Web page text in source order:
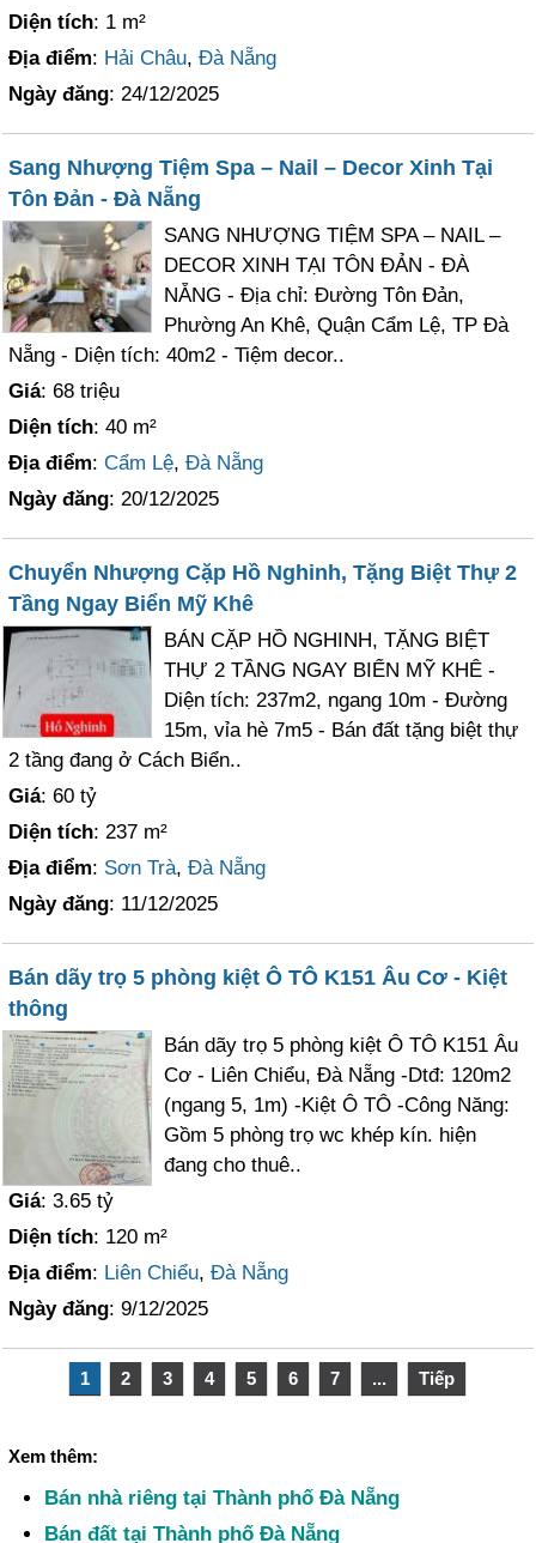
Diện tích: 1 m²
Địa điểm: Hải Châu,Đà Nẵng
Ngày đăng: 24/12/2025
Sang Nhượng Tiệm Spa – Nail – Decor Xinh Tại
Tôn Đản - Đà Nẵng
SANG NHƯỢNG TIỆM SPA – NAIL –
DECOR XINH TẠI TÔN ĐẢN - ĐÀ
NẴNG - Địa chỉ: Đường Tôn Đản,
Phường An Khê, Quận Cẩm Lệ, TP Đà
Nẵng - Diện tích: 40m2 - Tiệm decor..
Giá: 68 triệu
Diện tích: 40 m²
Địa điểm:Cẩm Lệ,Đà Nẵng
Ngày đăng: 20/12/2025
Chuyển Nhượng Cặp Hồ Nghinh, Tặng Biệt Thự 2
Tầng Ngay Biển Mỹ Khê
BÁN CẶP HỒ NGHINH, TẶNG BIỆT
THỰ 2 TẦNG NGAY BIỂN MỸ KHÊ -
Diện tích: 237m2, ngang 10m - Đường
15m, vỉa hè 7m5 - Bán đất tặng biệt thự
2 tầng đang ở Cách Biển..
Giá: 60 tỷ
Diện tích: 237 m²
Địa điểm: Sơn Trà,Đà Nẵng
Ngày đăng: 11/12/2025
Bán dãy trọ 5 phòng kiệt Ô TÔ K151 Âu Cơ - Kiệt
thông
Bán dãy trọ 5 phòng kiệt Ô TÔ K151 Âu
Cơ - Liên Chiểu, Đà Nẵng -Dtđ: 120m2
(ngang 5, 1m) -Kiệt Ô TÔ -Công Năng:
Gồm 5 phòng trọ wc khép kín. hiện
đang cho thuê..
Giá: 3.65 tỷ
Diện tích: 120 m²
Địa điểm: Liên Chiểu,Đà Nẵng
Ngày đăng: 9/12/2025
1 2 3 4 5 6 7 ... Tiếp
Xem thêm:
Bán nhà riêng tại Thành phố Đà Nẵng
Bán đất tại Thành phố Đà Nẵng